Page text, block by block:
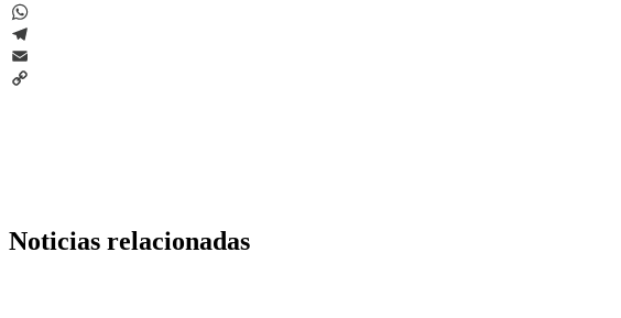
LinkedIn
WhatsApp
Telegram
Email
Noticias relacionadas